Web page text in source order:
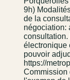
9h)
de la
négociation:
électronique
pouvoir
https://
Commission